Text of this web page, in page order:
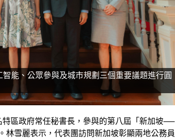
能、公眾參與及城市規劃三個重要議題進行圓
區政府常任秘書長，參與的第八屆「新加坡──
林雪麗表示，代表團訪問新加坡彰顯兩地公務員